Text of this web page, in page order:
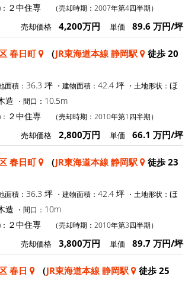
２中住専 （売却時期：2007年第4四半期）
売却価格 4,200万円 単価 89.6 万円/坪
春日町 （JR東海道本線 静岡駅
徒歩 20
面積： 36.3 坪 ・建物面積： 42.4 坪 ・土地形状： ほ
造 ・間口： 10.5m
２中住専 （売却時期：2010年第1四半期）
売却価格 2,800万円 単価 66.1 万円/坪
春日町 （JR東海道本線 静岡駅
徒歩 23
面積： 36.3 坪 ・建物面積： 42.4 坪 ・土地形状： ほ
造 ・間口： 10m
２中住専 （売却時期：2010年第3四半期）
売却価格 3,800万円 単価 89.7 万円/坪
春日 （JR東海道本線 静岡駅
徒歩 25